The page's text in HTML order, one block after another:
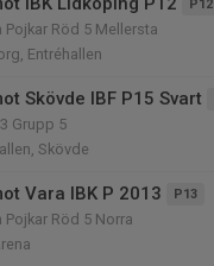
P12
Pojkar Röd 5 Mellersta
Entréhallen
Skövde IBF P15 Svart
Grupp 5
Skövde
Vara IBK P 2013 P13
Pojkar Röd 5 Norra